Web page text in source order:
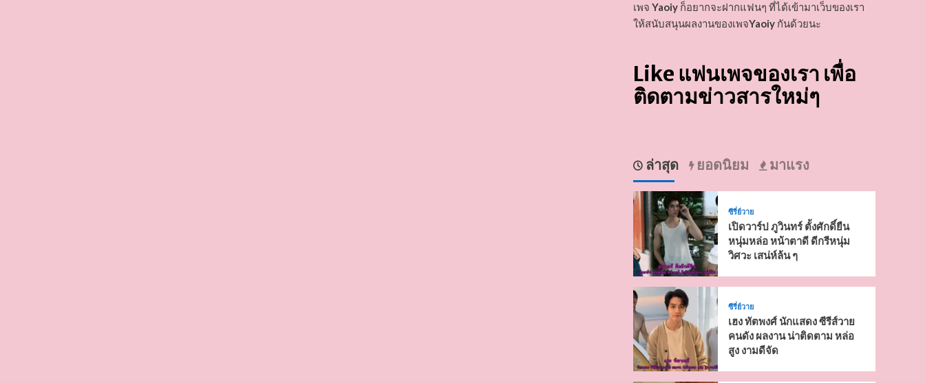
เพจ Yaoiyก็อยากจะฝากแฟนๆ ที่ได้เข้ามาเว็บของเรา
ให้สนับสนุนผลงานของเพจYaoiyกันด้วยนะ
Like แฟนเพจของเรา เพื่อ
ติดตามข่าวสารใหม่ๆ
ล่าสุด ยอดนิยม มาแรง
ซีรี่ย์วาย
เปิดวาร์ป ภูวินทร์ ตั้งศักดิ์ยืน
หนุ่มหล่อ หน้าตาดี ดีกรีหนุ่ม
วิศวะ เสน่ห์ล้น ๆ
ซีรี่ย์วาย
เฮง ทัตพงศ์ นักแสดง ซีรีส์วาย
คนดัง ผลงาน น่าติดตาม หล่อ
สูง งามดีจัด